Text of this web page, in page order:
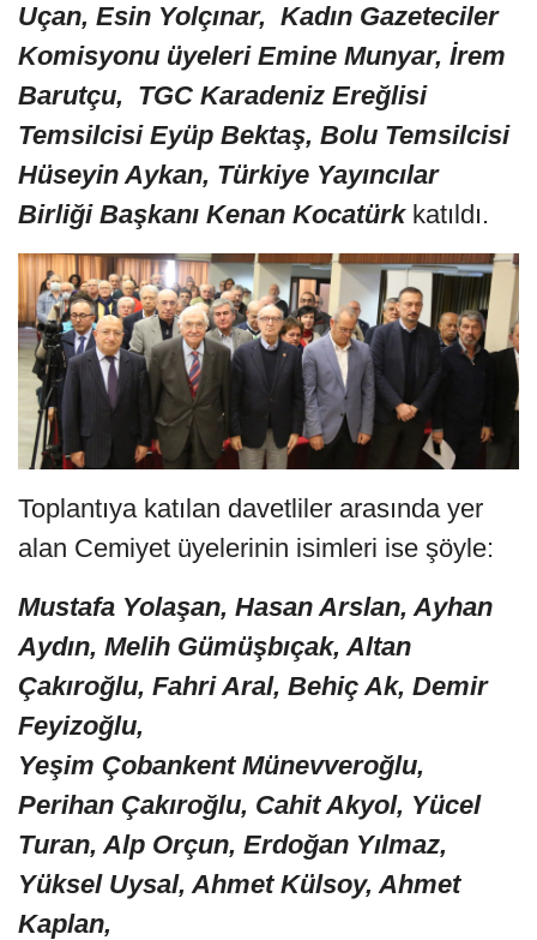
Uçan, Esin Yolçınar, Kadın Gazeteciler
Komisyonu üyeleri Emine Munyar, İrem
Barutçu, TGC Karadeniz Ereğlisi
Temsilcisi Eyüp Bektaş, Bolu Temsilcisi
Hüseyin Aykan, Türkiye Yayıncılar
Birliği Başkanı Kenan Kocatürkkatıldı.
Toplantıya katılan davetliler arasında yer
alan Cemiyet üyelerinin isimleri ise şöyle:
Mustafa Yolaşan, Hasan Arslan, Ayhan
Aydın, Melih Gümüşbıçak, Altan
Çakıroğlu, Fahri Aral, Behiç Ak, Demir
Feyizoğlu,
Yeşim Çobankent Münevveroğlu,
Perihan Çakıroğlu, Cahit Akyol, Yücel
Turan, Alp Orçun, Erdoğan Yılmaz,
Yüksel Uysal, Ahmet Külsoy, Ahmet
Kaplan,